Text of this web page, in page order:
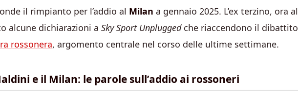
il rimpianto per l’addio al Milan a gennaio 2025. L’ex terzino, ora al
alcune dichiarazioni a Sky Sport Unpluggedche riaccendono il dibattito
rossonera, argomento centrale nel corso delle ultime settimane.
e il Milan: le parole sull’addio ai rossoneri